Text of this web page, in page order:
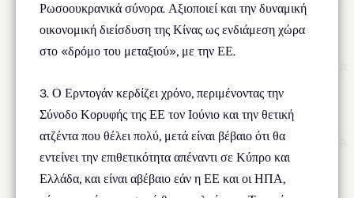
Ρωσοουκρανικά σύνορα. Αξιοποιεί και την δυναμική
οικονομική διείσδυση της Κίνας ως ενδιάμεση χώρα
στο «δρόμο του μεταξιού», με την ΕΕ.
3. Ο Ερντογάν κερδίζει χρόνο, περιμένοντας την
Σύνοδο Κορυφής της ΕΕ τον Ιούνιο και την θετική
ατζέντα που θέλει πολύ, μετά είναι βέβαιο ότι θα
εντείνει την επιθετικότητα απέναντι σε Κύπρο και
Ελλάδα, και είναι αβέβαιο εάν η ΕΕ και οι ΗΠΑ,